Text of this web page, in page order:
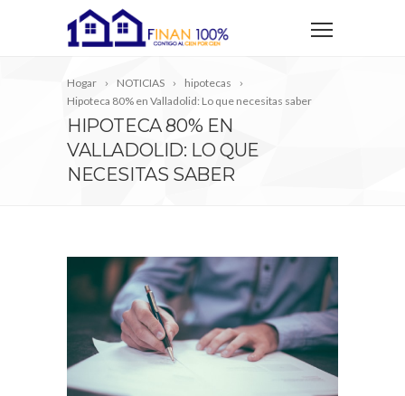
Hogar NOTICIAS
hipotecas
Hipoteca 80% en Valladolid: Lo que necesitas saber
HIPOTECA 80% EN
VALLADOLID: LO QUE
NECESITAS SABER